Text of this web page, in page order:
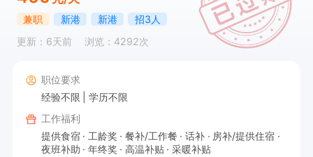
兼职 新港 新港
招3人
更新：6天前
浏览：4292次
职位要求
经验不限
学历不限
工作福利
提供食宿
工龄奖 餐补/工作餐 话补
房补/提供住宿
夜班补助
年终奖 高温补贴
采暖补贴